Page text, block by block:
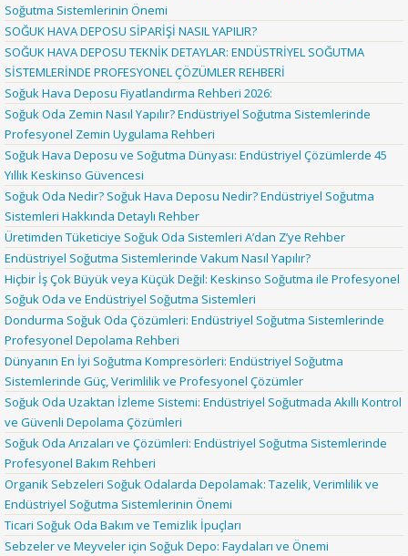
Soğutma Sistemlerinin Önemi
SOĞUK HAVA DEPOSU SİPARİŞİ NASIL YAPILIR?
SOĞUK HAVA DEPOSU TEKNİK DETAYLAR: ENDÜSTRİYEL SOĞUTMA
SİSTEMLERİNDE PROFESYONEL ÇÖZÜMLER REHBERİ
Soğuk Hava Deposu Fiyatlandırma Rehberi 2026:
Soğuk Oda Zemin Nasıl Yapılır? Endüstriyel Soğutma Sistemlerinde
Profesyonel Zemin Uygulama Rehberi
Soğuk Hava Deposu ve Soğutma Dünyası: Endüstriyel Çözümlerde 45
Yıllık Keskinso Güvencesi
Soğuk Oda Nedir? Soğuk Hava Deposu Nedir? Endüstriyel Soğutma
Sistemleri Hakkında Detaylı Rehber
Üretimden Tüketiciye Soğuk Oda Sistemleri A’dan Z’ye Rehber
Endüstriyel Soğutma Sistemlerinde Vakum Nasıl Yapılır?
Hiçbir İş Çok Büyük veya Küçük Değil: Keskinso Soğutma ile Profesyonel
Soğuk Oda ve Endüstriyel Soğutma Sistemleri
Dondurma Soğuk Oda Çözümleri: Endüstriyel Soğutma Sistemlerinde
Profesyonel Depolama Rehberi
Dünyanın En İyi Soğutma Kompresörleri: Endüstriyel Soğutma
Sistemlerinde Güç, Verimlilik ve Profesyonel Çözümler
Soğuk Oda Uzaktan İzleme Sistemi: Endüstriyel Soğutmada Akıllı Kontrol
ve Güvenli Depolama Çözümleri
Soğuk Oda Arızaları ve Çözümleri: Endüstriyel Soğutma Sistemlerinde
Profesyonel Bakım Rehberi
Organik Sebzeleri Soğuk Odalarda Depolamak: Tazelik, Verimlilik ve
Endüstriyel Soğutma Sistemlerinin Önemi
Ticari Soğuk Oda Bakım ve Temizlik İpuçları
Sebzeler ve Meyveler için Soğuk Depo: Faydaları ve Önemi